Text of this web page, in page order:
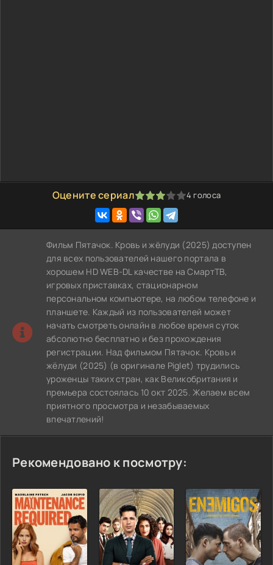
Оцените сериал
1 2 3 4 5 4 голоса
Фильм Пятачок. Кровь и жёлуди (2025) доступен
для всех пользователей нашего портала в
хорошем HD WEB-DL качестве на СмартТВ,
игровых приставках, стационарном
персональном компьютере, на любом телефоне и
планшете. Каждый из пользователей может
начать смотреть онлайн в любое время суток
абсолютно бесплатно и без прохождения
регистрации. Над фильмом Пятачок. Кровь и
жёлуди (2025) (в оригинале Piglet) трудились
уроженцы таких стран, как Великобритания и
премьера состоялась 10 окт 2025. Желаем всем
приятного просмотра и незабываемых
впечатлений!
Рекомендовано к посмотру: